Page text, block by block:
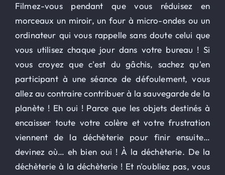
Filmez-vous pendant que vous réduisez en
morceaux un miroir, un four à micro-ondes ou un
ordinateur qui vous rappelle sans doute celui que
vous utilisez chaque jour dans votre bureau ! Si
vous croyez que c'est du gâchis, sachez qu'en
participant à une séance de défoulement, vous
allez au contraire contribuer à la sauvegarde de la
planète ! Eh oui ! Parce que les objets destinés à
encaisser toute votre colère et votre frustration
viennent de la déchèterie pour finir ensuite…
devinez où… eh bien oui ! À la déchèterie. De la
déchèterie à la déchèterie ! Et n'oubliez pas, vous